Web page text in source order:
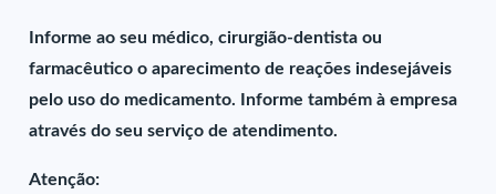
Informe ao seu médico, cirurgião-dentista ou
farmacêutico o aparecimento de reações indesejáveis
pelo uso do medicamento. Informe também à empresa
através do seu serviço de atendimento.
Atenção: